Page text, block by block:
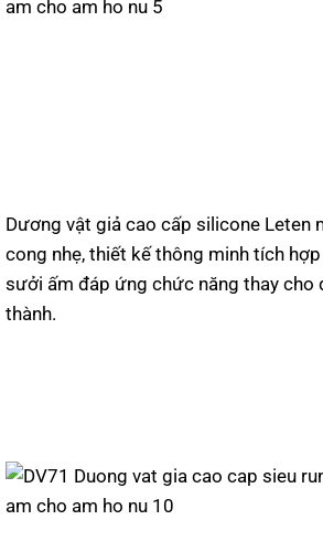
Dương vật giả cao cấp silicone Leten
cong nhẹ, thiết kế thông minh tích
sưởi ấm đáp ứng chức năng thay cho
thành.